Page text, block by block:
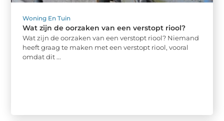
Woning En Tuin
Wat zijn de oorzaken van een verstopt riool?
Wat zijn de oorzaken van een verstopt riool? Niemand
heeft graag te maken met een verstopt riool, vooral
omdat dit ...